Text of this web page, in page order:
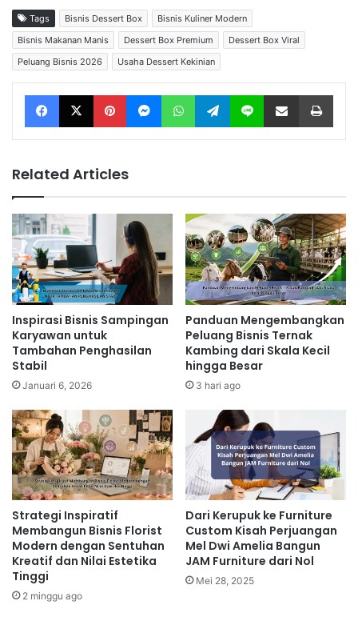
Tags Bisnis Dessert Box
Bisnis Kuliner Modern
Bisnis Makanan Manis
Dessert Box Premium
Dessert Box Viral
Peluang Bisnis 2026
Usaha Dessert Kekinian
Facebook X Pinterest Messenger WhatsApp Telegram Line Share via Email
Related Articles
Inspirasi Bisnis Sampingan
Karyawan untuk
Tambahan Penghasilan
Stabil
Januari 6, 2026
Panduan Mengembangkan
Peluang Bisnis Ternak
Kambing dari Skala Kecil
hingga Besar
3 hari ago
Strategi Inspiratif
Membangun Bisnis Florist
Modern dengan Sentuhan
Kreatif dan Nilai Estetika
Tinggi
2 minggu ago
Dari Kerupuk ke Furniture
Custom Kisah Perjuangan
Mel Dwi Amelia Bangun
JAM Furniture dari Nol
Mei 28, 2025